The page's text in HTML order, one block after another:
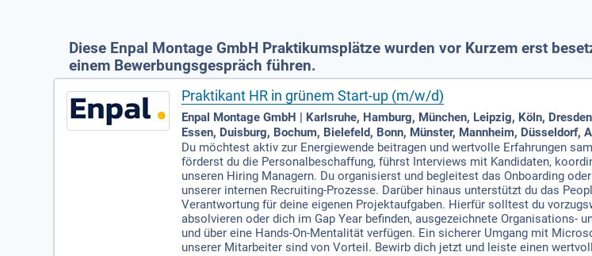
Diese Enpal Montage GmbH Praktikumsplätze wurden vor Kurzem erst
einem Bewerbungsgespräch führen.
Praktikant HR in grünem Start-up (m/w/d)
Enpal Montage GmbH | Karlsruhe, Hamburg, München, Leipzig, Köln,
Essen, Duisburg, Bochum, Bielefeld, Bonn, Münster, Mannheim,
Du möchtest aktiv zur Energiewende beitragen und wertvolle Erfahrungen
förderst du die Personalbeschaffung, führst Interviews mit Kandidaten,
unseren Hiring Managern. Du organisierst und begleitest das Onboarding
unserer internen Recruiting-Prozesse. Darüber hinaus unterstützt du das
Verantwortung für deine eigenen Projektaufgaben. Hierfür solltest du
absolvieren oder dich im Gap Year befinden, ausgezeichnete
und über eine Hands-On-Mentalität verfügen. Ein sicherer Umgang mit
unserer Mitarbeiter sind von Vorteil. Bewirb dich jetzt und leiste einen